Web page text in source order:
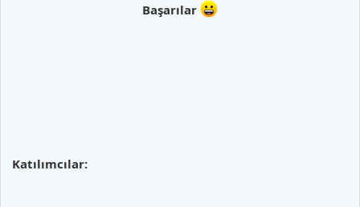
Başarılar
Katılımcılar: